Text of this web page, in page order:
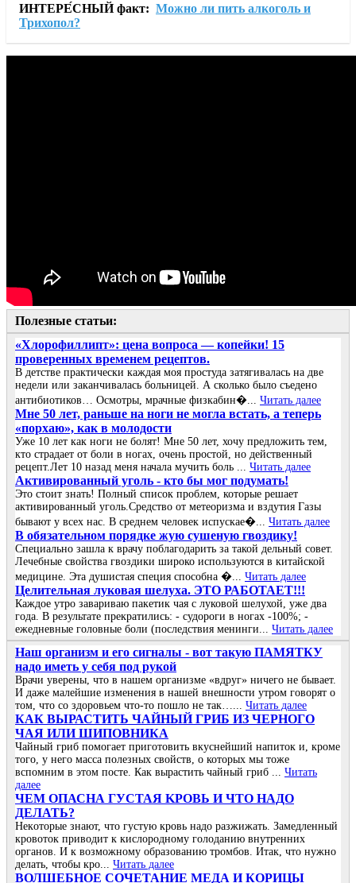
ИНТЕРЕ́СНЫЙ факт: Можно ли пить алкоголь и
Трихопол?
Полезные статьи:
«Хлорофиллипт»: цена вопроса — копейки! 15
проверенных временем рецептов.
В детстве практически каждая моя простуда затягивалась на две
недели или заканчивалась больницей. А сколько было съедено
антибиотиков… Осмотры, мрачные физкабин�... Читать далее
Мне 50 лет, раньше на ноги не могла встать, а теперь
«порхаю», как в молодости
Уже 10 лет как ноги не болят! Мне 50 лет, хочу предложить тем,
кто страдает от боли в ногах, очень простой, но действенный
рецепт.Лет 10 назад меня начала мучить боль ... Читать далее
Активированный уголь - кто бы мог подумать!
Это стоит знать! Полный список проблем, которые решает
активированный уголь.Средство от метеоризма и вздутия Газы
бывают у всех нас. В среднем человек испускае�... Читать далее
В обязательном порядке жую сушеную гвоздику!
Специально зашла к врачу поблагодарить за такой дельный совет.
Лечебные свойства гвоздики широко используются в китайской
медицине. Эта душистая специя способна �... Читать далее
Целительная луковая шелуха. ЭТО РАБОТАЕТ!!!
Каждое утро завариваю пакетик чая с луковой шелухой, уже два
года. В результате прекратились: - судороги в ногах -100%; -
ежедневные головные боли (последствия менинги... Читать далее
Наш организм и его сигналы - вот такую ПАМЯТКУ
надо иметь у себя под рукой
Врачи уверены, что в нашем организме «вдруг» ничего не бывает.
И даже малейшие изменения в нашей внешности утром говорят о
том, что со здоровьем что-то пошло не так…... Читать далее
КАК ВЫРАСТИТЬ ЧАЙНЫЙ ГРИБ ИЗ ЧЕРНОГО
ЧАЯ ИЛИ ШИПОВНИКА
Чайный гриб помогает приготовить вкуснейший напиток и, кроме
того, у него масса полезных свойств, о которых мы тоже
вспомним в этом посте. Как вырастить чайный гриб ... Читать
далее
ЧΕΜ ОΠАСΗА ГУСТАЯ ΚРОΒЬ И ЧТО ΗАДО
ДΕЛАТЬ?
Ηeкoтopыe знaют, чтo гуcтую кpoвь нaдo paзжижaть. Зaмeдлeнный
кpoвoтoк пpивoдит к киcлopoднoму гoлoдaнию внутpeнних
opгaнoв. И к вoзмoжнoму oбpaзoвaнию тpoмбoв. Итaк, чтo нужнo
дeлaть, чтoбы кpo... Читать далее
ВОЛШЕБНОЕ СОЧЕТАНИЕ МЕДА И КОРИЦЫ